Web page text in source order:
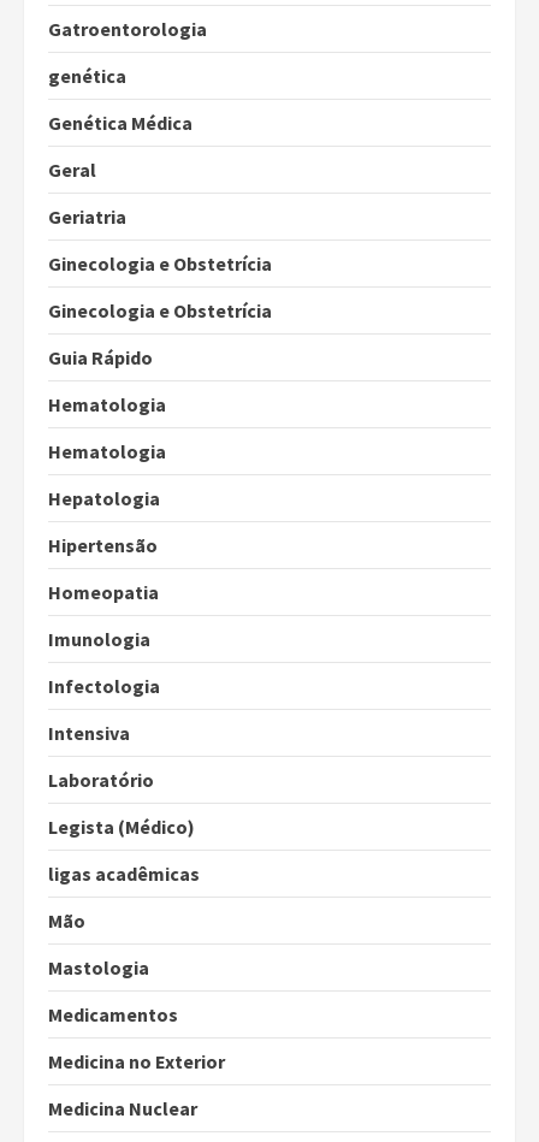
Gatroentorologia
genética
Genética Médica
Geral
Geriatria
Ginecologia e Obstetrícia
Ginecologia e Obstetrícia
Guia Rápido
Hematologia
Hematologia
Hepatologia
Hipertensão
Homeopatia
Imunologia
Infectologia
Intensiva
Laboratório
Legista (Médico)
ligas acadêmicas
Mão
Mastologia
Medicamentos
Medicina no Exterior
Medicina Nuclear